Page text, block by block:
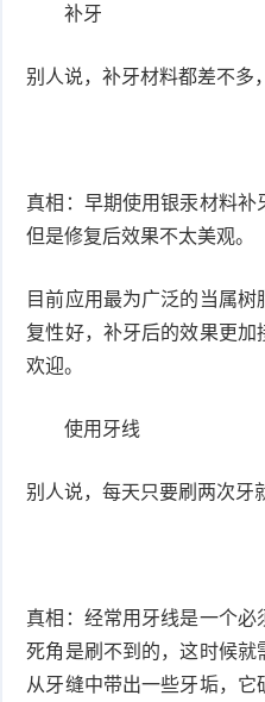
补牙
别人说，补牙材料都差不多
真相：早期使用银汞材料补
但是修复后效果不太美观。
目前应用最为广泛的当属
复性好，补牙后的效果更
欢迎。
使用牙线
别人说，每天只要刷两次牙
真相：经常用牙线是一个
死角是刷不到的，这时候
从牙缝中带出一些牙垢，